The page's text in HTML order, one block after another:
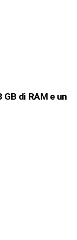
di RAM e un